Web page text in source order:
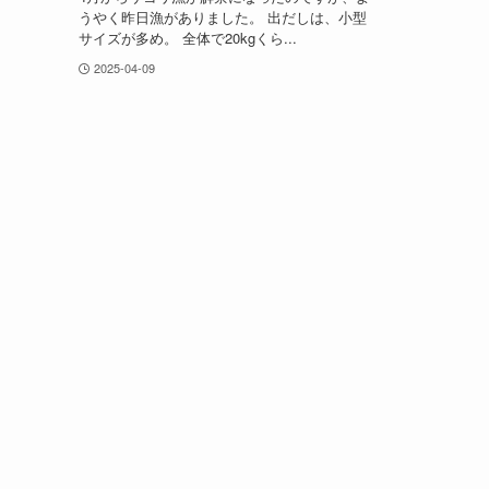
うやく昨日漁がありました。 出だしは、小型
サイズが多め。 全体で20kgくら...
2025-04-09